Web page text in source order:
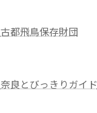
古都飛鳥保存財団
奈良とびっきりガイド